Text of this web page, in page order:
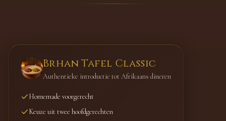
Brhan Tafel Classic
Authentieke introductie tot Afrikaans dineren
Homemade voorgerecht
Keuze uit twee hoofdgerechten